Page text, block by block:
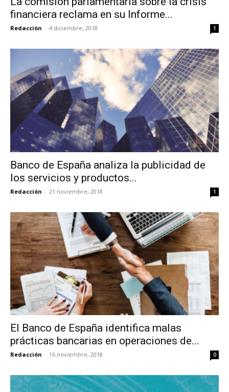
financiera reclama en su Informe...
Redacción - 4 diciembre, 2018 1
Banco de España analiza la publicidad de
los servicios y productos...
Redacción - 21 noviembre, 2018 1
El Banco de España identifica malas
prácticas bancarias en operaciones de...
Redacción - 16 noviembre, 2018 0